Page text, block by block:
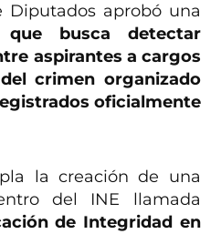
Diputados aprobó una
que busca detectar
aspirantes a cargos
crimen organizado
oficialmente
la creación de una
del INE llamada
de Integridad en